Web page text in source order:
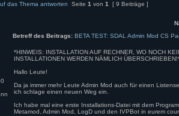
das Thema antworten Seite 1 von 1 [ 9 Beiträge ]
Betreff des Beitrags: BETA TEST: SDAL Admin Mod CS
*HINWEIS: INSTALLATION AUF RECHNER, WO NOCH
INSTALLATIONEN WERDEN NÄMLICH
Hallo Leute!
Da ja immer mehr Leute Admin Mod auch für einen
ich schlage einen neuen Weg ein.
Ich habe mal eine erste Installations-Datei mit dem
Metamod, Admin Mod, LogD und den IVPBot in eurem